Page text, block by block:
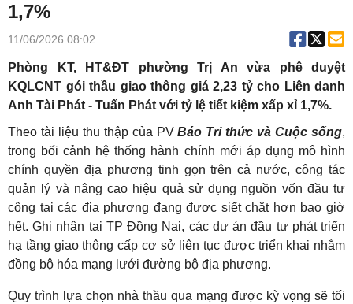
1,7%
11/06/2026 08:02
Phòng KT, HT&ĐT phường Trị An vừa phê duyệt
KQLCNT gói thầu giao thông giá 2,23 tỷ cho Liên danh
Anh Tài Phát - Tuấn Phát với tỷ lệ tiết kiệm xấp xỉ 1,7%.
Theo tài liệu thu thập của PVBáo Tri thức và Cuộc sống,
trong bối cảnh hệ thống hành chính mới áp dụng mô hình
chính quyền địa phương tinh gọn trên cả nước, công tác
quản lý và nâng cao hiệu quả sử dụng nguồn vốn đầu tư
công tại các địa phương đang được siết chặt hơn bao giờ
hết. Ghi nhận tại TP Đồng Nai, các dự án đầu tư phát triển
hạ tầng giao thông cấp cơ sở liên tục được triển khai nhằm
đồng bộ hóa mạng lưới đường bộ địa phương.
Quy trình lựa chọn nhà thầu qua mạng được kỳ vọng sẽ tối